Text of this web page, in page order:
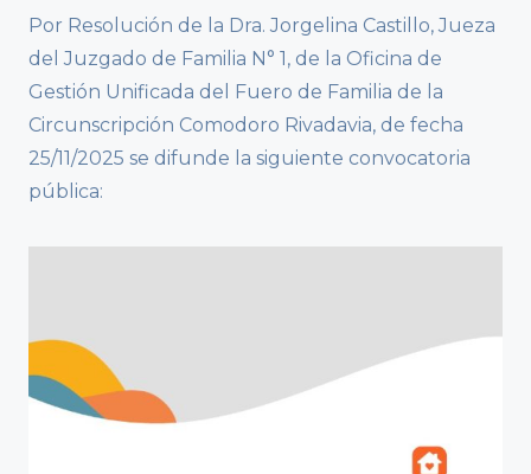
Por Resolución de la Dra. Jorgelina Castillo, Jueza
del Juzgado de Familia N° 1, de la Oficina de
Gestión Unificada del Fuero de Familia de la
Circunscripción Comodoro Rivadavia, de fecha
25/11/2025 se difunde la siguiente convocatoria
pública: